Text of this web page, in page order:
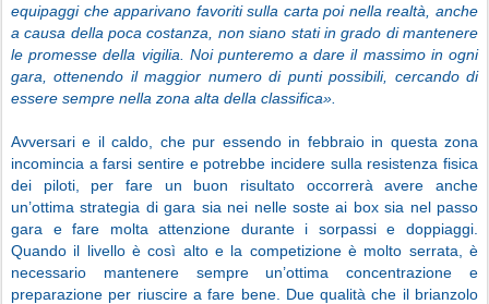
equipaggi che apparivano favoriti sulla carta poi nella realtà, anche
a causa della poca costanza, non siano stati in grado di mantenere
le promesse della vigilia. Noi punteremo a dare il massimo in ogni
gara, ottenendo il maggior numero di punti possibili, cercando di
essere sempre nella zona alta della classifica».
Avversari e il caldo, che pur essendo in febbraio in questa zona
incomincia a farsi sentire e potrebbe incidere sulla resistenza fisica
dei piloti, per fare un buon risultato occorrerà avere anche
un’ottima strategia di gara sia nei nelle soste ai box sia nel passo
gara e fare molta attenzione durante i sorpassi e doppiaggi.
Quando il livello è così alto e la competizione è molto serrata, è
necessario mantenere sempre un’ottima concentrazione e
preparazione per riuscire a fare bene. Due qualità che il brianzolo